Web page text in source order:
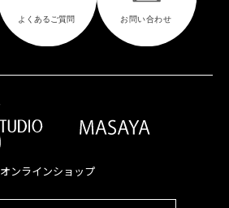
オンラインショップ